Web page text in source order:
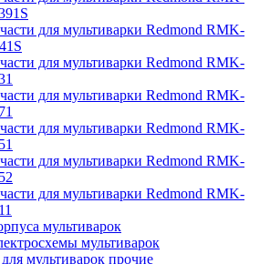
для мультиварки Redmond RMK-
для мультиварки Redmond RMK-
для мультиварки Redmond RMK-
для мультиварки Redmond RMK-
для мультиварки Redmond RMK-
для мультиварки Redmond RMK-
мультиварок
мультиварок
мультиварок прочие